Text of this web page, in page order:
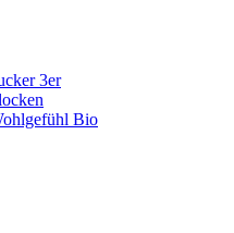
3er
Bio